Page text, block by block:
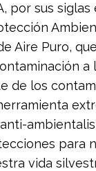
por sus
Aire Puro,
a
de los
para
vida